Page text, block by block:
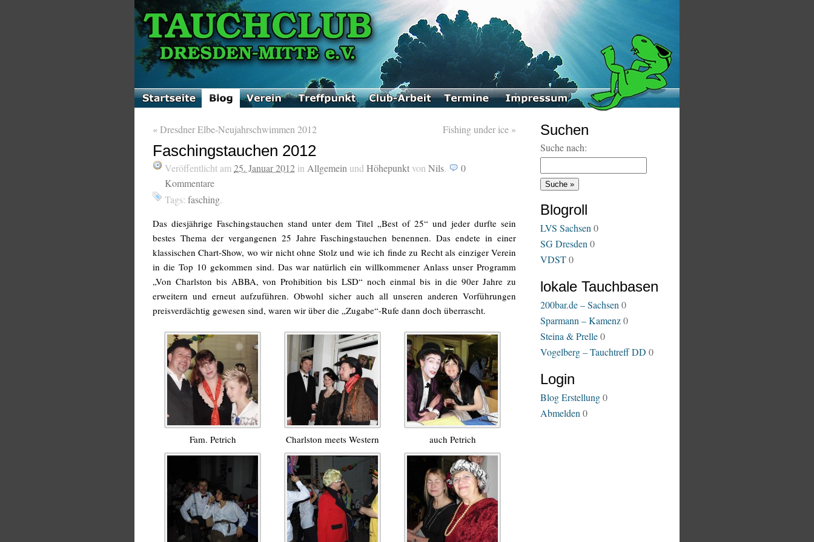
«Dresdner Elbe-Neujahrschwimmen 2012 Fishing under ice »
Faschingstauchen 2012
Veröffentlicht am 25. Januar 2012 in Allgemein und Höhepunkt von Nils.
0
Kommentare
Tags: fasching.
Das diesjährige Faschingstauchen stand unter dem Titel „Best of 25“ und jeder durfte sein
bestes Thema der vergangenen 25 Jahre Faschingstauchen benennen. Das endete in einer
klassischen Chart-Show, wo wir nicht ohne Stolz und wie ich finde zu Recht als einziger Verein
in die Top 10 gekommen sind. Das war natürlich ein willkommener Anlass unser Programm
„Von Charlston bis ABBA, von Prohibition bis LSD“ noch einmal bis in die 90er Jahre zu
erweitern und erneut aufzuführen. Obwohl sicher auch all unseren anderen Vorführungen
preisverdächtig gewesen sind, waren wir über die „Zugabe“-Rufe dann doch überrascht.
Fam. Petrich Charlston meets Western auch Petrich
Suchen
Suche nach:
Blogroll
LVS Sachsen 0
SG Dresden 0
VDST0
lokale Tauchbasen
200bar.de – Sachsen 0
Sparmann – Kamenz0
Steina & Prelle0
Vogelberg – Tauchtreff DD 0
Login
Blog Erstellung0
Abmelden 0